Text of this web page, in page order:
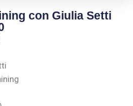
con Giulia Setti